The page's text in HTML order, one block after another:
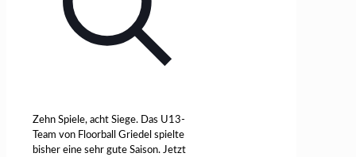
Zehn Spiele, acht Siege. Das U13-
Team von Floorball Griedel spielte
bisher eine sehr gute Saison. Jetzt